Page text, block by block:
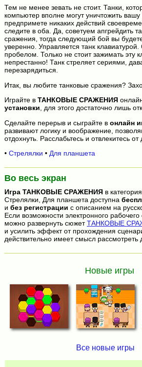
Тем не менее зевать не стоит. Танки,
компьютер вполне могут уничтожить
предпримете никаких действий
следите в оба. Да, советуем апгрейдить
сражения, тогда следующий бой вы
уверенно. Управляется танк
пробелом. Только не стоит зажимать эту
непрестанно! Танк стреляет сериями,
перезарядиться.
Итак, вы любите танковые сражения?
Играйте в ТАНКОВЫЕ СРАЖЕНИЯ
установки, для этого достаточно лишь
Сделайте перерыв и сыграйте в онлайн
развивают логику и воображение,
отдохнуть. Расслабьтесь и отвлекитесь от
• Стрелялки • Для планшета
Во весь экран
Игра ТАНКОВЫЕ СРАЖЕНИЯв
Стрелялки, Для планшета доступна
и без регистрации с описанием на
Если возможности электронного рабочего
можно развернуть сюжетТАНКОВЫЕ
и усилить эффект от прохождения
действительно имеет смысл рассмотреть
Новые игры
Все новые игры